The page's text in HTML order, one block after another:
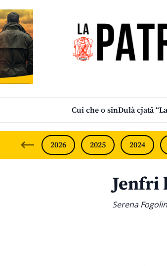
Cui che o sinDulà cjatâ
2026 2025 2024
Jenfri
Serena